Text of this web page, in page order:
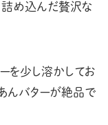
め込んだ贅沢な
ーを少し溶かしてお
んバターが絶品で